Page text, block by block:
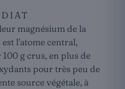
magnésium de la
l’atome central,
g crus, en plus de
pour très peu de
source végétale, à